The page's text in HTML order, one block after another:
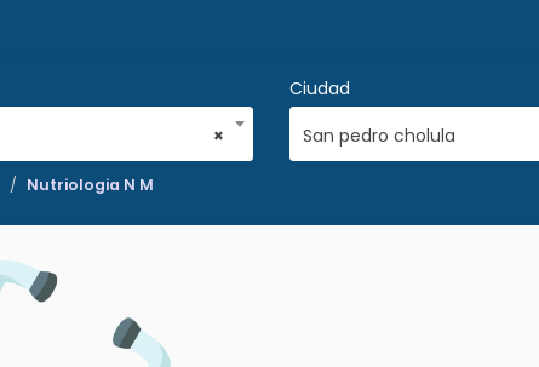
×
Ciudad
San pedro cholula
Nutriologia N M